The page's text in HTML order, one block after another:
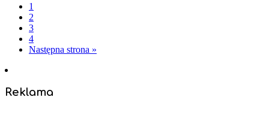
1
2
3
4
Następna strona »
Reklama